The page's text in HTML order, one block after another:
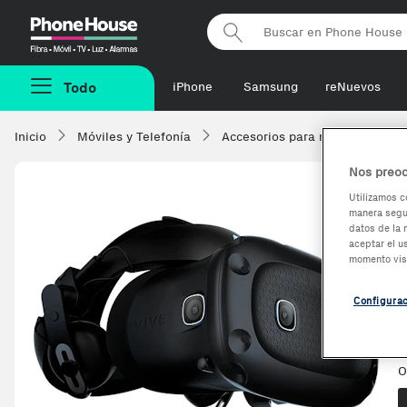
Phonehouse
Todo iPhone Samsung reNuevos
Inicio Móviles y Telefonía Accesorios para móviles
Nos
Utilizamos
manera
datos de la
aceptar el
momento